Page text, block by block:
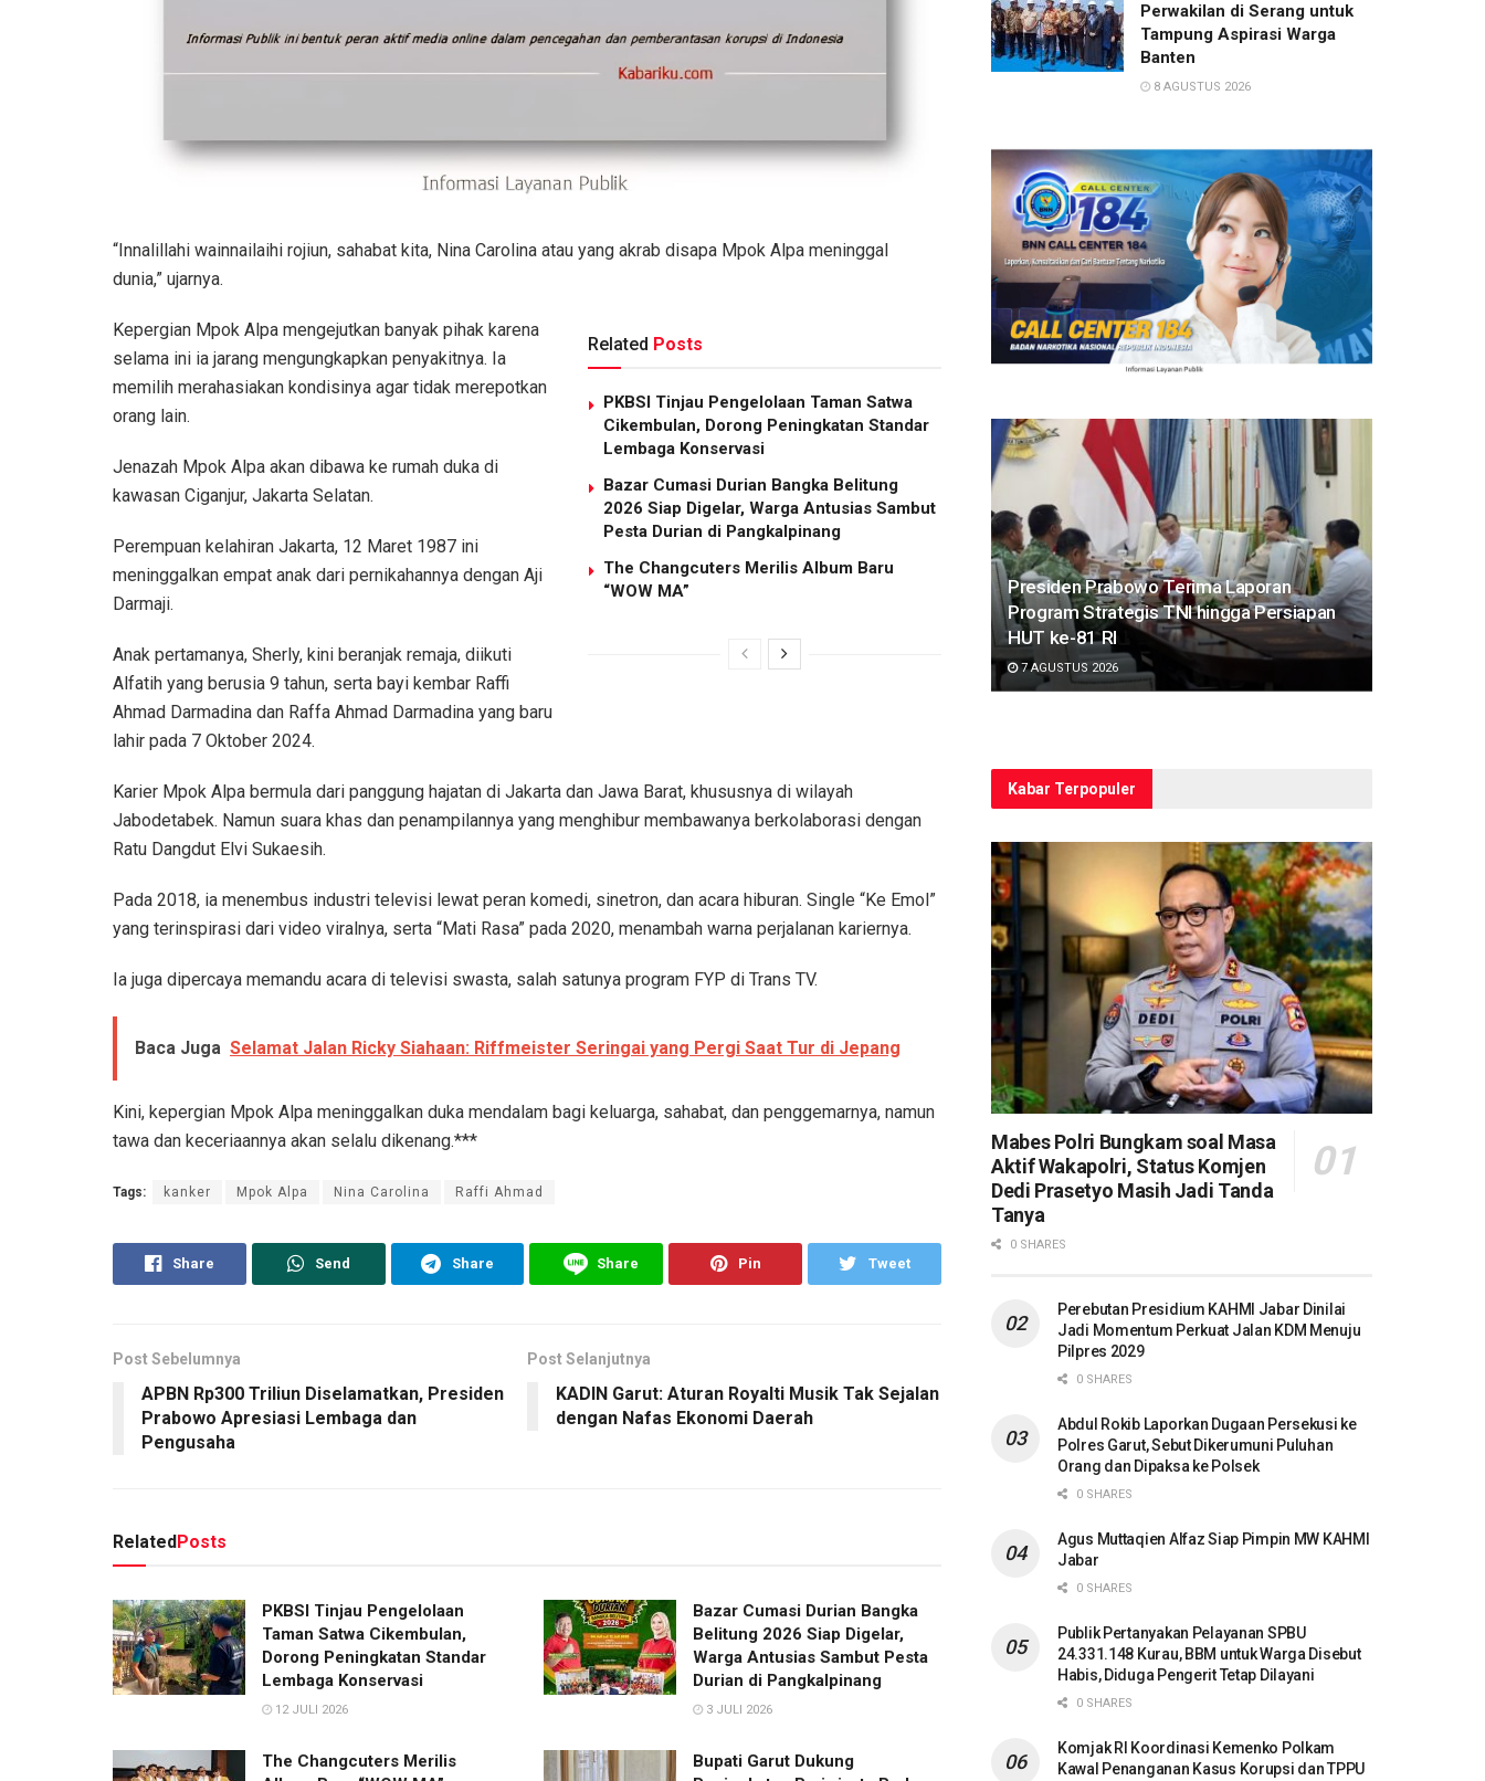
“Innalillahi wainnailaihi rojiun, sahabat kita, Nina Carolina atau yang akrab disapa Mpok Alpa meninggal
dunia,” ujarnya.
Related Posts
PKBSI Tinjau Pengelolaan Taman Satwa
Cikembulan, Dorong Peningkatan Standar
Lembaga Konservasi
Bazar Cumasi Durian Bangka Belitung
2026 Siap Digelar, Warga Antusias Sambut
Pesta Durian di Pangkalpinang
The Changcuters Merilis Album Baru
“WOW MA”
Kepergian Mpok Alpa mengejutkan banyak pihak karena
selama ini ia jarang mengungkapkan penyakitnya. Ia
memilih merahasiakan kondisinya agar tidak merepotkan
orang lain.
Jenazah Mpok Alpa akan dibawa ke rumah duka di
kawasan Ciganjur, Jakarta Selatan.
Perempuan kelahiran Jakarta, 12 Maret 1987 ini
meninggalkan empat anak dari pernikahannya dengan Aji
Darmaji.
Anak pertamanya, Sherly, kini beranjak remaja, diikuti
Alfatih yang berusia 9 tahun, serta bayi kembar Raffi
Ahmad Darmadina dan Raffa Ahmad Darmadina yang baru
lahir pada 7 Oktober 2024.
Karier Mpok Alpa bermula dari panggung hajatan di Jakarta dan Jawa Barat, khususnya di wilayah
Jabodetabek. Namun suara khas dan penampilannya yang menghibur membawanya berkolaborasi dengan
Ratu Dangdut Elvi Sukaesih.
Pada 2018, ia menembus industri televisi lewat peran komedi, sinetron, dan acara hiburan. Single “Ke Emol”
yang terinspirasi dari video viralnya, serta “Mati Rasa” pada 2020, menambah warna perjalanan kariernya.
Ia juga dipercaya memandu acara di televisi swasta, salah satunya program FYP di Trans TV.
Baca Juga Selamat Jalan Ricky Siahaan: Riffmeister Seringai yang Pergi Saat Tur di Jepang
Kini, kepergian Mpok Alpa meninggalkan duka mendalam bagi keluarga, sahabat, dan penggemarnya, namun
tawa dan keceriaannya akan selalu dikenang.***
Tags: kanker Mpok Alpa Nina Carolina Raffi Ahmad
Share Send Share Share Pin Tweet
Post Sebelumnya
APBN Rp300 Triliun Diselamatkan, Presiden
Prabowo Apresiasi Lembaga dan
Pengusaha
Post Selanjutnya
KADIN Garut: Aturan Royalti Musik Tak Sejalan
dengan Nafas Ekonomi Daerah
RelatedPosts
PKBSI Tinjau Pengelolaan
Taman Satwa Cikembulan,
Dorong Peningkatan Standar
Lembaga Konservasi
12 JULI 2026
Bazar Cumasi Durian Bangka
Belitung 2026 Siap Digelar,
Warga Antusias Sambut Pesta
Durian di Pangkalpinang
3 JULI 2026
The Changcuters Merilis
Bupati Garut Dukung
Perwakilan di Serang untuk
Tampung Aspirasi Warga
Banten
8 AGUSTUS 2026
Presiden Prabowo Terima Laporan
Program Strategis TNI hingga Persiapan
HUT ke-81 RI
7 AGUSTUS 2026
Kabar Terpopuler
Mabes Polri Bungkam soal Masa
Aktif Wakapolri, Status Komjen
Dedi Prasetyo Masih Jadi Tanda
Tanya
0 SHARES
Perebutan Presidium KAHMI Jabar Dinilai
Jadi Momentum Perkuat Jalan KDM Menuju
Pilpres 2029
0 SHARES
Abdul Rokib Laporkan Dugaan Persekusi ke
Polres Garut, Sebut Dikerumuni Puluhan
Orang dan Dipaksa ke Polsek
0 SHARES
Agus Muttaqien Alfaz Siap Pimpin MW KAHMI
Jabar
0 SHARES
Publik Pertanyakan Pelayanan SPBU
24.331.148 Kurau, BBM untuk Warga Disebut
Habis, Diduga Pengerit Tetap Dilayani
0 SHARES
Komjak RI Koordinasi Kemenko Polkam
Kawal Penanganan Kasus Korupsi dan TPPU